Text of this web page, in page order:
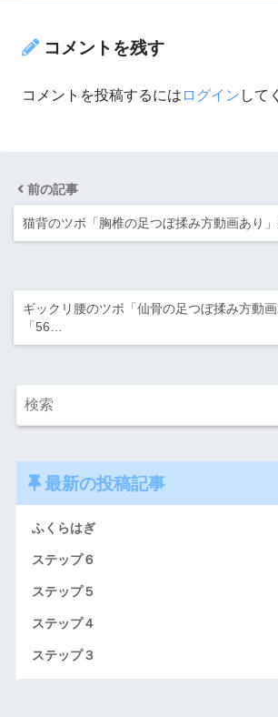
コメントを残す
コメントを投稿するには ログイン して
前の記事
猫背のツボ「胸椎の足つぼ揉み方動画あり」
ギックリ腰のツボ「仙骨の足つぼ揉み方動
「56…
最新の投稿記事
ふくらはぎ
ステップ６
ステップ５
ステップ４
ステップ３